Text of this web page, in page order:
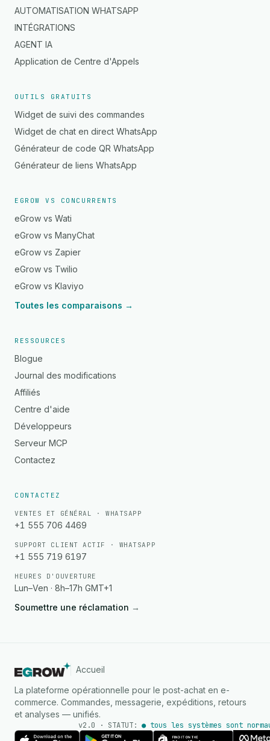
AUTOMATISATION WHATSAPP
INTÉGRATIONS
AGENT IA
Application de Centre d'Appels
OUTILS GRATUITS
Widget de suivi des commandes
Widget de chat en direct WhatsApp
Générateur de code QR WhatsApp
Générateur de liens WhatsApp
EGROW VS CONCURRENTS
eGrow vs Wati
eGrow vs ManyChat
eGrow vs Zapier
eGrow vs Twilio
eGrow vs Klaviyo
Toutes les comparaisons →
RESSOURCES
Blogue
Journal des modifications
Affiliés
Centre d'aide
Développeurs
Serveur MCP
Contactez
CONTACTEZ
VENTES ET GÉNÉRAL · WHATSAPP
+1 555 706 4469
SUPPORT CLIENT ACTIF · WHATSAPP
+1 555 719 6197
HEURES D'OUVERTURE
Lun–Ven · 8h–17h GMT+1
Soumettre une réclamation →
Accueil
La plateforme opérationnelle pour le post-achat en e-
commerce. Commandes, messagerie, expéditions, retours
et analyses — unifiés.
v2.0 · STATUT: ● tous les systèmes sont